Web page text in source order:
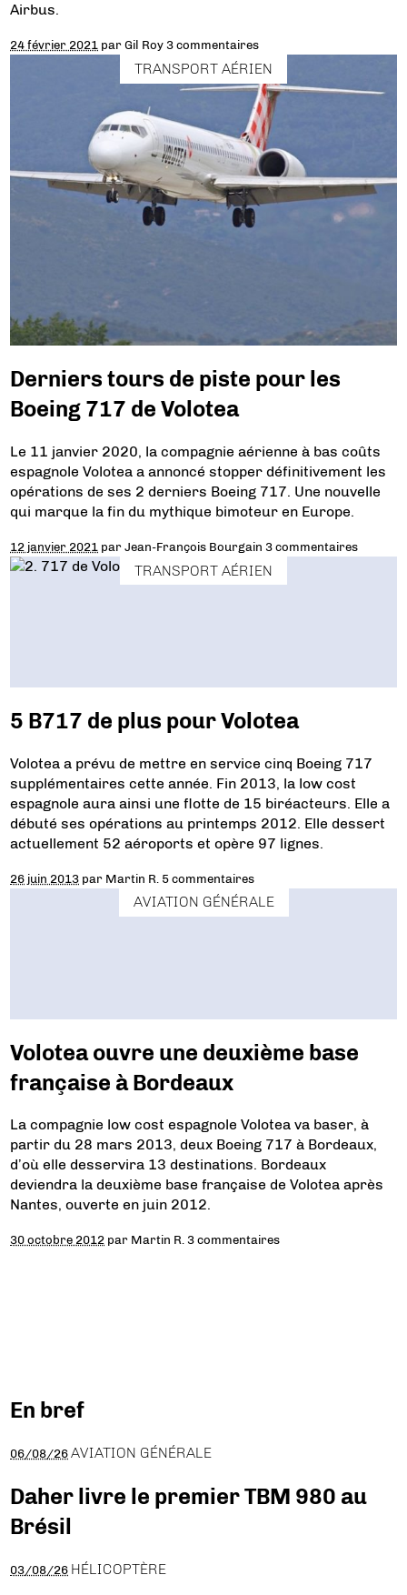
Airbus.
24 février 2021 parGil Roy 3 commentaires
TRANSPORT AÉRIEN
Derniers tours de piste pour les
Boeing 717 de Volotea
Le 11 janvier 2020, la compagnie aérienne à bas coûts
espagnole Volotea a annoncé stopper définitivement les
opérations de ses 2 derniers Boeing 717. Une nouvelle
qui marque la fin du mythique bimoteur en Europe.
12 janvier 2021 parJean-François Bourgain 3 commentaires
TRANSPORT AÉRIEN
5 B717 de plus pour Volotea
Volotea a prévu de mettre en service cinq Boeing 717
supplémentaires cette année. Fin 2013, la low cost
espagnole aura ainsi une flotte de 15 biréacteurs. Elle a
débuté ses opérations au printemps 2012. Elle dessert
actuellement 52 aéroports et opère 97 lignes.
26 juin 2013 par Martin R. 5 commentaires
AVIATION GÉNÉRALE
Volotea ouvre une deuxième base
française à Bordeaux
La compagnie low cost espagnole Volotea va baser, à
partir du 28 mars 2013, deux Boeing 717 à Bordeaux,
d’où elle desservira 13 destinations. Bordeaux
deviendra la deuxième base française de Volotea après
Nantes, ouverte en juin 2012.
30 octobre 2012 par Martin R. 3 commentaires
En bref
06/08/26 AVIATION GÉNÉRALE
Daher livre le premier TBM 980 au
Brésil
03/08/26 HÉLICOPTÈRE